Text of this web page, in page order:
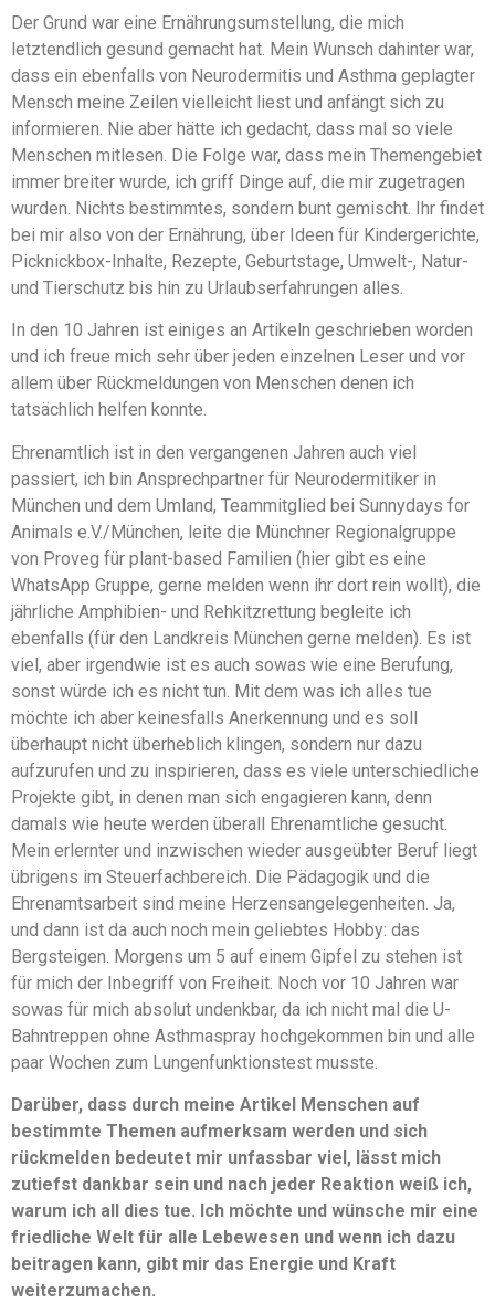
Der Grund war eine Ernährungsumstellung, die mich
letztendlich gesund gemacht hat. Mein Wunsch dahinter war,
dass ein ebenfalls von Neurodermitis und Asthma geplagter
Mensch meine Zeilen vielleicht liest und anfängt sich zu
informieren. Nie aber hätte ich gedacht, dass mal so viele
Menschen mitlesen. Die Folge war, dass mein Themengebiet
immer breiter wurde, ich griff Dinge auf, die mir zugetragen
wurden. Nichts bestimmtes, sondern bunt gemischt. Ihr findet
bei mir also von der Ernährung, über Ideen für Kindergerichte,
Picknickbox-Inhalte, Rezepte, Geburtstage, Umwelt-, Natur-
und Tierschutz bis hin zu Urlaubserfahrungen alles.
In den 10 Jahren ist einiges an Artikeln geschrieben worden
und ich freue mich sehr über jeden einzelnen Leser und vor
allem über Rückmeldungen von Menschen denen ich
tatsächlich helfen konnte.
Ehrenamtlich ist in den vergangenen Jahren auch viel
passiert, ich bin Ansprechpartner für Neurodermitiker in
München und dem Umland, Teammitglied bei Sunnydays for
Animals e.V./München, leite die Münchner Regionalgruppe
von Proveg für plant-based Familien (hier gibt es eine
WhatsApp Gruppe, gerne melden wenn ihr dort rein wollt), die
jährliche Amphibien- und Rehkitzrettung begleite ich
ebenfalls (für den Landkreis München gerne melden). Es ist
viel, aber irgendwie ist es auch sowas wie eine Berufung,
sonst würde ich es nicht tun. Mit dem was ich alles tue
möchte ich aber keinesfalls Anerkennung und es soll
überhaupt nicht überheblich klingen, sondern nur dazu
aufzurufen und zu inspirieren, dass es viele unterschiedliche
Projekte gibt, in denen man sich engagieren kann, denn
damals wie heute werden überall Ehrenamtliche gesucht.
Mein erlernter und inzwischen wieder ausgeübter Beruf liegt
übrigens im Steuerfachbereich. Die Pädagogik und die
Ehrenamtsarbeit sind meine Herzensangelegenheiten. Ja,
und dann ist da auch noch mein geliebtes Hobby: das
Bergsteigen. Morgens um 5 auf einem Gipfel zu stehen ist
für mich der Inbegriff von Freiheit. Noch vor 10 Jahren war
sowas für mich absolut undenkbar, da ich nicht mal die U-
Bahntreppen ohne Asthmaspray hochgekommen bin und alle
paar Wochen zum Lungenfunktionstest musste.
Darüber, dass durch meine Artikel Menschen auf
bestimmte Themen aufmerksam werden und sich
rückmelden bedeutet mir unfassbar viel, lässt mich
zutiefst dankbar sein und nach jeder Reaktion weiß ich,
warum ich all dies tue. Ich möchte und wünsche mir eine
friedliche Welt für alle Lebewesen und wenn ich dazu
beitragen kann, gibt mir das Energie und Kraft
weiterzumachen.